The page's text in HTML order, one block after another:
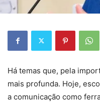
Há temas que, pela
mais profunda. Hoje,
a comunicação como